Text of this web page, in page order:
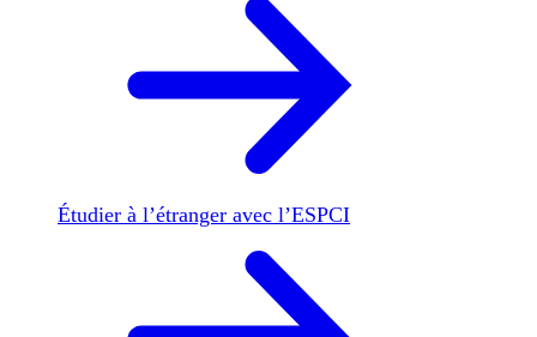
Étudier à l’étranger avec l’ESPCI